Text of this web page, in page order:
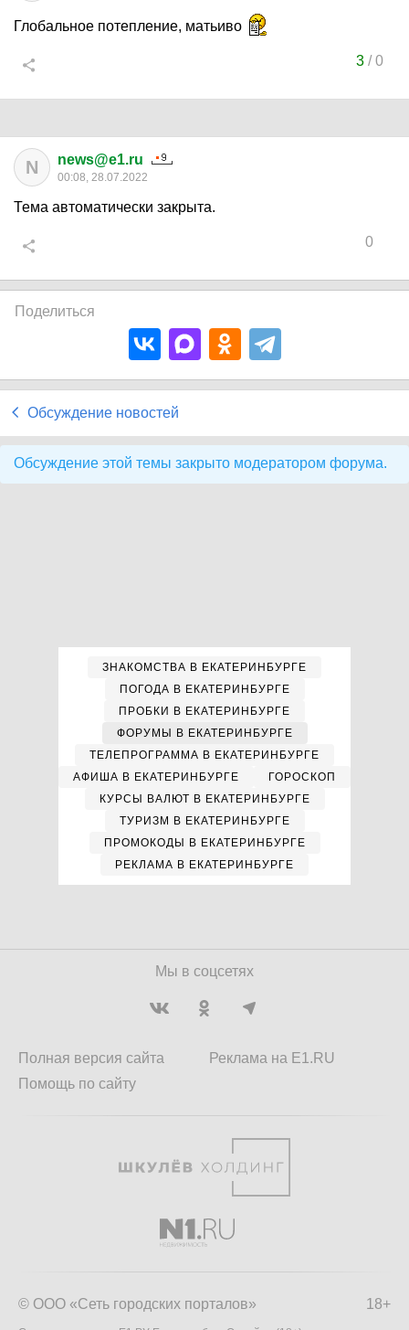
Глобальное потепление, матьиво
3/0
N news@e1.ru
00:08, 28.07.2022
Тема автоматически закрыта.
0
Поделиться
Обсуждение новостей
Обсуждение этой темы закрыто модератором форума.
ЗНАКОМСТВА В ЕКАТЕРИНБУРГЕ
ПОГОДА В ЕКАТЕРИНБУРГЕ
ПРОБКИ В ЕКАТЕРИНБУРГЕ
ФОРУМЫ В ЕКАТЕРИНБУРГЕ
ТЕЛЕПРОГРАММА В ЕКАТЕРИНБУРГЕ
АФИША В ЕКАТЕРИНБУРГЕ
ГОРОСКОП
КУРСЫ ВАЛЮТ В ЕКАТЕРИНБУРГЕ
ТУРИЗМ В ЕКАТЕРИНБУРГЕ
ПРОМОКОДЫ В ЕКАТЕРИНБУРГЕ
РЕКЛАМА В ЕКАТЕРИНБУРГЕ
Мы в соцсетях
Полная версия сайта
Помощь по сайту
Реклама на E1.RU
18+
© ООО «Сеть городских порталов»